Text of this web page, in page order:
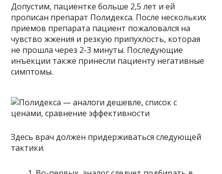
Допустим, пациентке больше 2,5 лет и ей
прописан препарат Полидекса. После нескольких
приемов препарата пациент пожаловался на
чувство жжения и резкую припухлость, которая
не прошла через 2-3 минуты. Последующие
инъекции также принесли пациенту негативные
симптомы.
Здесь врач должен придерживаться следующей
тактики.